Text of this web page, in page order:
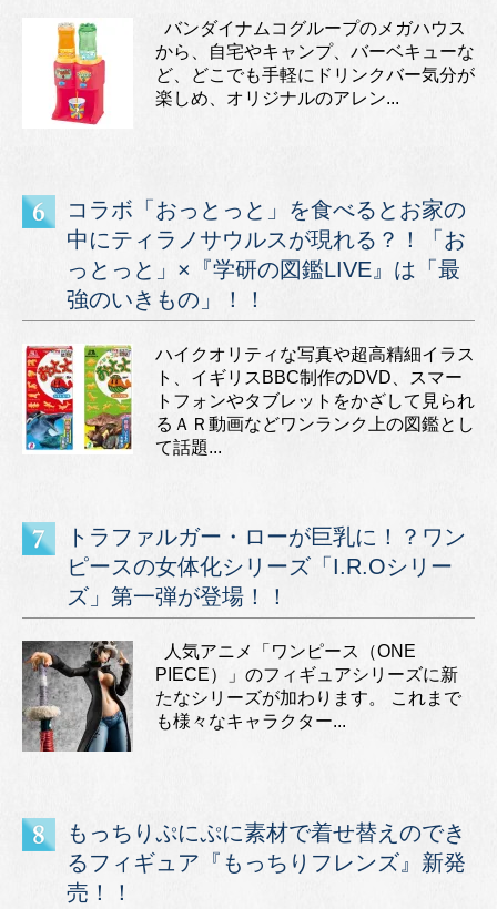
バンダイナムコグループのメガハウス
から、自宅やキャンプ、バーベキューな
ど、どこでも手軽にドリンクバー気分が
楽しめ、オリジナルのアレン...
コラボ「おっとっと」を食べるとお家の
中にティラノサウルスが現れる？！「お
っとっと」×『学研の図鑑LIVE』は「最
強のいきもの」！！
ハイクオリティな写真や超高精細イラス
ト、イギリスBBC制作のDVD、スマー
トフォンやタブレットをかざして見られ
るＡＲ動画などワンランク上の図鑑とし
て話題...
トラファルガー・ローが巨乳に！？ワン
ピースの女体化シリーズ「I.R.Oシリー
ズ」第一弾が登場！！
人気アニメ「ワンピース（ONE
PIECE）」のフィギュアシリーズに新
たなシリーズが加わります。 これまで
も様々なキャラクター...
もっちりぷにぷに素材で着せ替えのでき
るフィギュア『もっちりフレンズ』新発
売！！